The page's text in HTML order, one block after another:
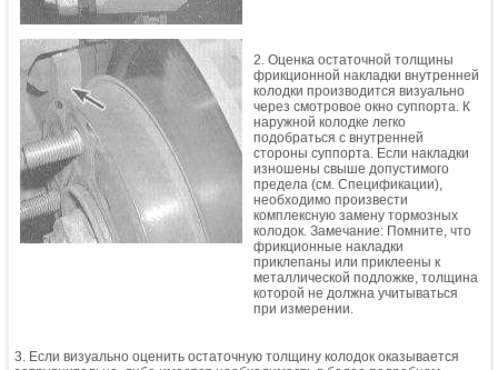
2. Оценка остаточной толщины
фрикционной накладки внутренней
колодки производится визуально
через смотровое окно суппорта. К
наружной колодке легко
подобраться с внутренней
стороны суппорта. Если накладки
изношены свыше допустимого
предела (см. Спецификации),
необходимо произвести
комплексную замену тормозных
колодок. Замечание: Помните, что
фрикционные накладки
приклепаны или приклеены к
металлической подложке, толщина
которой не должна учитываться
при измерении.
3. Если визуально оценить остаточную толщину колодок оказывается